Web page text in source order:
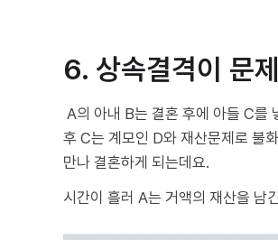
6. 상속결격이 문
A의 아내 B는 결혼 후에 아들 C를
후 C는 계모인 D와 재산문제로 불
만나 결혼하게 되는데요.
시간이 흘러 A는 거액의 재산을 남